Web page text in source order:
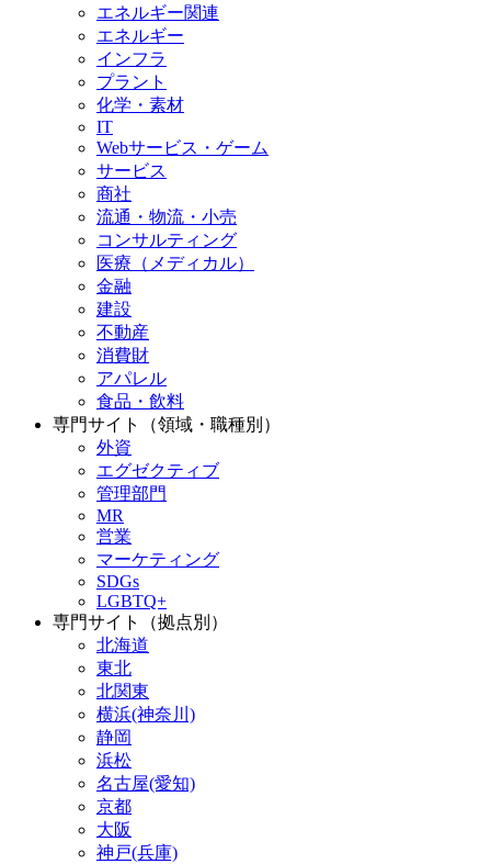
エネルギー関連
エネルギー
インフラ
プラント
化学・素材
IT
Webサービス・ゲーム
サービス
商社
流通・物流・小売
コンサルティング
医療（メディカル）
金融
建設
不動産
消費財
アパレル
食品・飲料
専門サイト（領域・職種別）
外資
エグゼクティブ
管理部門
MR
営業
マーケティング
SDGs
LGBTQ+
専門サイト（拠点別）
北海道
東北
北関東
横浜(神奈川)
静岡
浜松
名古屋(愛知)
京都
大阪
神戸(兵庫)